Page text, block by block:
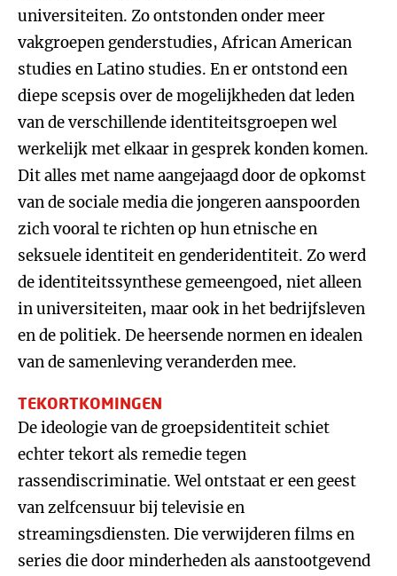
universiteiten. Zo ontstonden onder meer
vakgroepen genderstudies, African American
studies en Latino studies. En er ontstond een
diepe scepsis over de mogelijkheden dat leden
van de verschillende identiteitsgroepen wel
werkelijk met elkaar in gesprek konden komen.
Dit alles met name aangejaagd door de opkomst
van de sociale media die jongeren aanspoorden
zich vooral te richten op hun etnische en
seksuele identiteit en genderidentiteit. Zo werd
de identiteitssynthese gemeengoed, niet alleen
in universiteiten, maar ook in het bedrijfsleven
en de politiek. De heersende normen en idealen
van de samenleving veranderden mee.
TEKORTKOMINGEN
De ideologie van de groepsidentiteit schiet
echter tekort als remedie tegen
rassendiscriminatie. Wel ontstaat er een geest
van zelfcensuur bij televisie en
streamingsdiensten. Die verwijderen films en
series die door minderheden als aanstootgevend